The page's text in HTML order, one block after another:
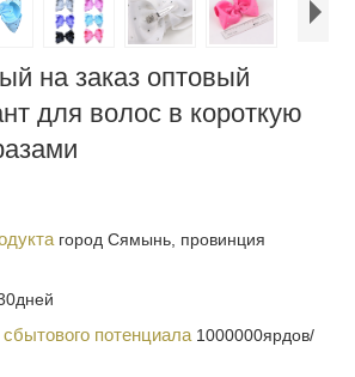
на заказ оптовый
для волос в короткую
город Сямынь, провинция
потенциала 1000000ярдов/